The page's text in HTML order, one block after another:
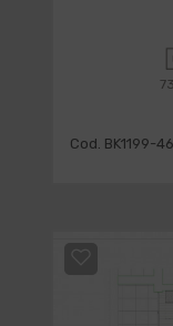
Cod. BK1199-46